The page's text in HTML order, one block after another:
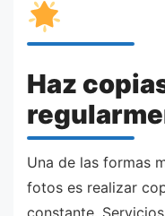
Haz
Una de las formas
fotos es realizar